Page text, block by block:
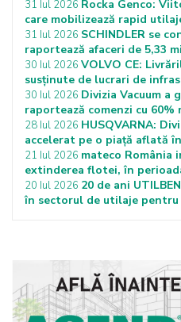
31 Iul 2026 Rocka Genco:
care mobilizează rapid
31 Iul 2026 SCHINDLER se
raportează afaceri de 5,33
30 Iul 2026 VOLVO CE:
susținute de lucrari de
30 Iul 2026 Divizia Vacuum a
raportează comenzi cu 60%
28 Iul 2026 HUSQVARNA:
accelerat pe o piață aflată
21 Iul 2026 mateco România
extinderea flotei, în
20 Iul 2026 20 de ani
în sectorul de utilaje